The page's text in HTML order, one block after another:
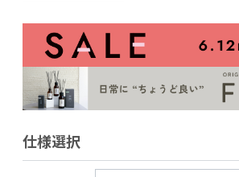
仕様選択